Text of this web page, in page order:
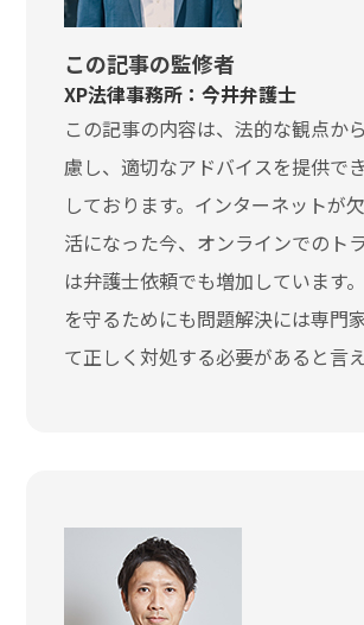
この記事の監修者
XP法律事務所：今井弁護士
この記事の内容は、法的な観点か
慮し、適切なアドバイスを提供で
しております。インターネットが
活になった今、オンラインでのト
は弁護士依頼でも増加しています
を守るためにも問題解決には専門
て正しく対処する必要があると言え